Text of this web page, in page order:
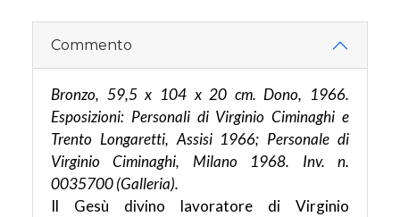
Commento
Bronzo, 59,5 x 104 x 20 cm. Dono, 1966.
Esposizioni: Personali di Virginio Ciminaghi e
Trento Longaretti, Assisi 1966; Personale di
Virginio Ciminaghi, Milano 1968. Inv. n.
0035700 (Galleria).
Il Gesù divino lavoratore di Virginio